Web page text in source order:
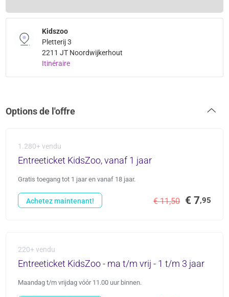
Kidszoo
Pletterij 3
2211 JT Noordwijkerhout
Itinéraire
Options de l'offre
1.280+ vendu
Entreeticket KidsZoo, vanaf 1 jaar
Gratis toegang tot 1 jaar en vanaf 18 jaar.
€ 11,50 € 7,95
Achetez maintenant!
220+ vendu
Entreeticket KidsZoo - ma t/m vrij - 1 t/m 3 jaar
Maandag t/m vrijdag vóór 11.00 uur binnen.